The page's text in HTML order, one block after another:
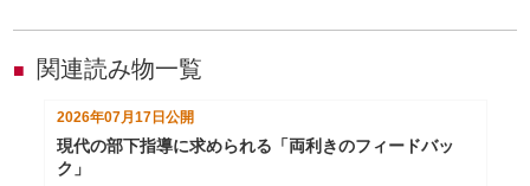
■ 関連読み物一覧
2026年07月17日公開
現代の部下指導に求められる「両利きのフィードバッ
ク」